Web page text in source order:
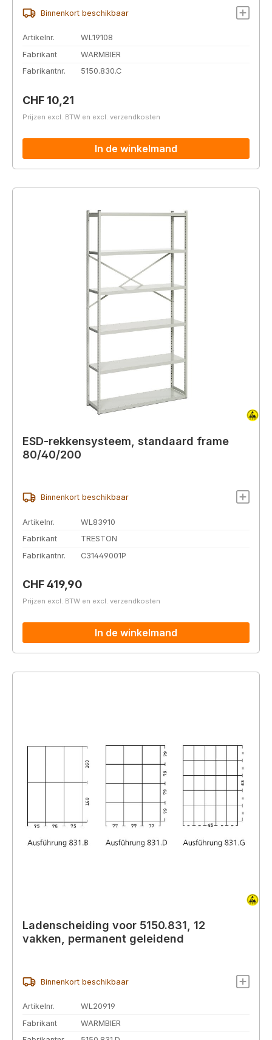
Binnenkort beschikbaar
Artikelnr.
WL19108
Fabrikant
WARMBIER
Fabrikantnr.
5150.830.C
Normale prijs:
CHF 10,21
Prijzen excl. BTW en excl. verzendkosten
In de winkelmand
ESD-rekkensysteem, standaard frame
80/40/200
Binnenkort beschikbaar
Artikelnr.
WL83910
Fabrikant
TRESTON
Fabrikantnr.
C31449001P
Normale prijs:
CHF 419,90
Prijzen excl. BTW en excl. verzendkosten
In de winkelmand
Ladenscheiding voor 5150.831, 12
vakken, permanent geleidend
Binnenkort beschikbaar
Artikelnr.
WL20919
Fabrikant
WARMBIER